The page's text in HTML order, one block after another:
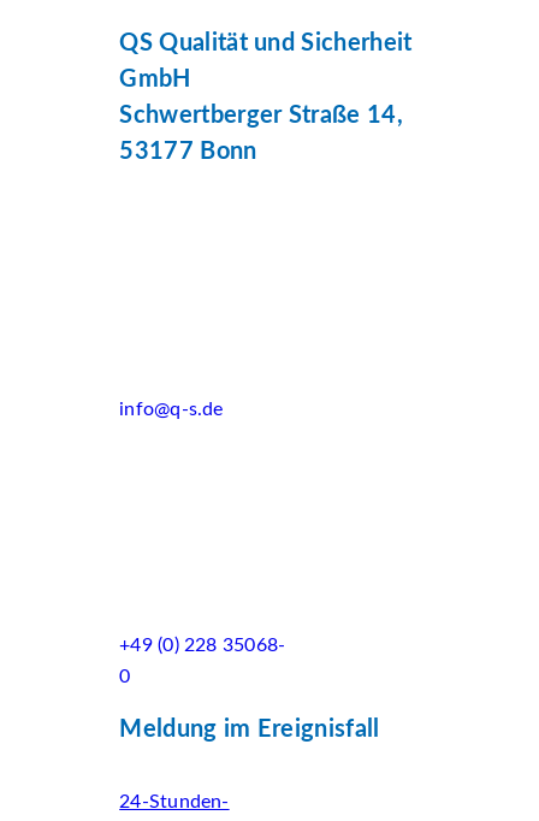
QS Qualität und Sicherheit
GmbH
Schwertberger Straße 14,
53177 Bonn
info@q-s.de
+49 (0) 228 35068-
0
Meldung im Ereignisfall
24-Stunden-